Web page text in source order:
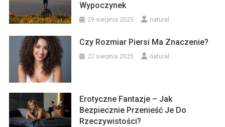
Wypoczynek
29 sierpnia 2025 natural
Czy Rozmiar Piersi Ma Znaczenie?
22 sierpnia 2025 natural
Erotyczne Fantazje – Jak
Bezpiecznie Przenieść Je Do
Rzeczywistości?